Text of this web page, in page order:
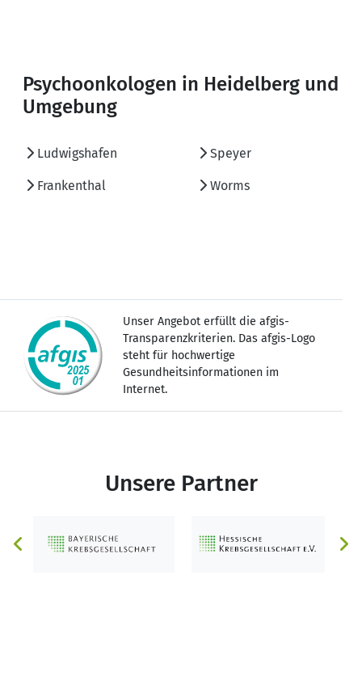
Psychoonkologen in Heidelberg und
Umgebung
Ludwigshafen Speyer
Frankenthal Worms
Unser Angebot erfüllt die afgis-
Transparenzkriterien. Das afgis-Logo
steht für hochwertige
Gesundheitsinformationen im
Internet.
Unsere Partner